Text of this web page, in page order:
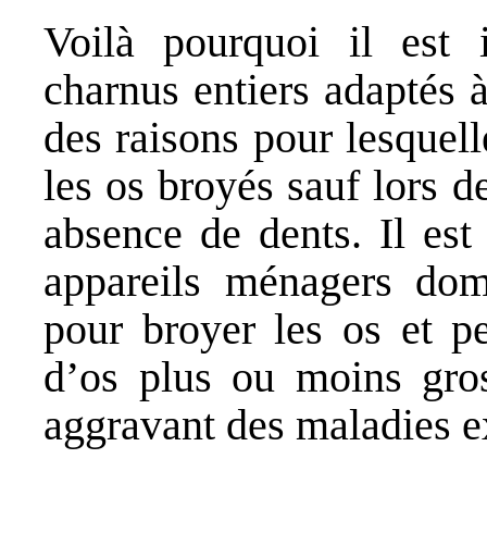
Voilà pourquoi il est
charnus entiers adaptés
des raisons pour
les os broyés sauf lors
absence de dents. Il
appareils ménagers
pour broyer les os et
d’os plus ou moins
aggravant des maladies